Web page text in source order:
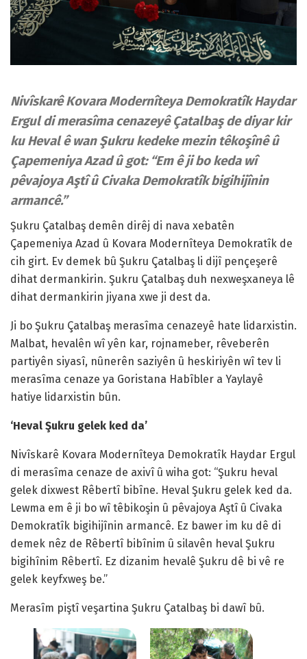
Nivîskarê Kovara Modernîteya Demokratîk Haydar
Ergul di merasîma cenazeyê Çatalbaş de diyar kir
ku Heval ê wan Şukru kedeke mezin têkoşînê û
Çapemeniya Azad û got: “Em ê ji bo keda wî
pêvajoya Aştî û Civaka Demokratîk bigihijînin
armancê.”
Şukru Çatalbaş demên dirêj di nava xebatên
Çapemeniya Azad û Kovara Modernîteya Demokratîk de
cih girt. Ev demek bû Şukru Çatalbaş li dijî pençeşerê
dihat dermankirin. Şukru Çatalbaş duh nexweşxaneya lê
dihat dermankirin jiyana xwe ji dest da.
Ji bo Şukru Çatalbaş merasîma cenazeyê hate lidarxistin.
Malbat, hevalên wî yên kar, rojnameber, rêveberên
partiyên siyasî, nûnerên saziyên û heskiriyên wî tev li
merasîma cenaze ya Goristana Habîbler a Yaylayê
hatiye lidarxistin bûn.
‘Heval Şukru gelek ked da’
Nivîskarê Kovara Modernîteya Demokratîk Haydar Ergul
di merasîma cenaze de axivî û wiha got: “Şukru heval
gelek dixwest Rêbertî bibîne. Heval Şukru gelek ked da.
Lewma em ê ji bo wî têbikoşin û pêvajoya Aştî û Civaka
Demokratîk bigihijînin armancê. Ez bawer im ku dê di
demek nêz de Rêbertî bibînim û silavên heval Şukru
bigihînim Rêbertî. Ez dizanim hevalê Şukru dê bi vê re
gelek keyfxweş be.”
Merasîm piştî veşartina Şukru Çatalbaş bi dawî bû.